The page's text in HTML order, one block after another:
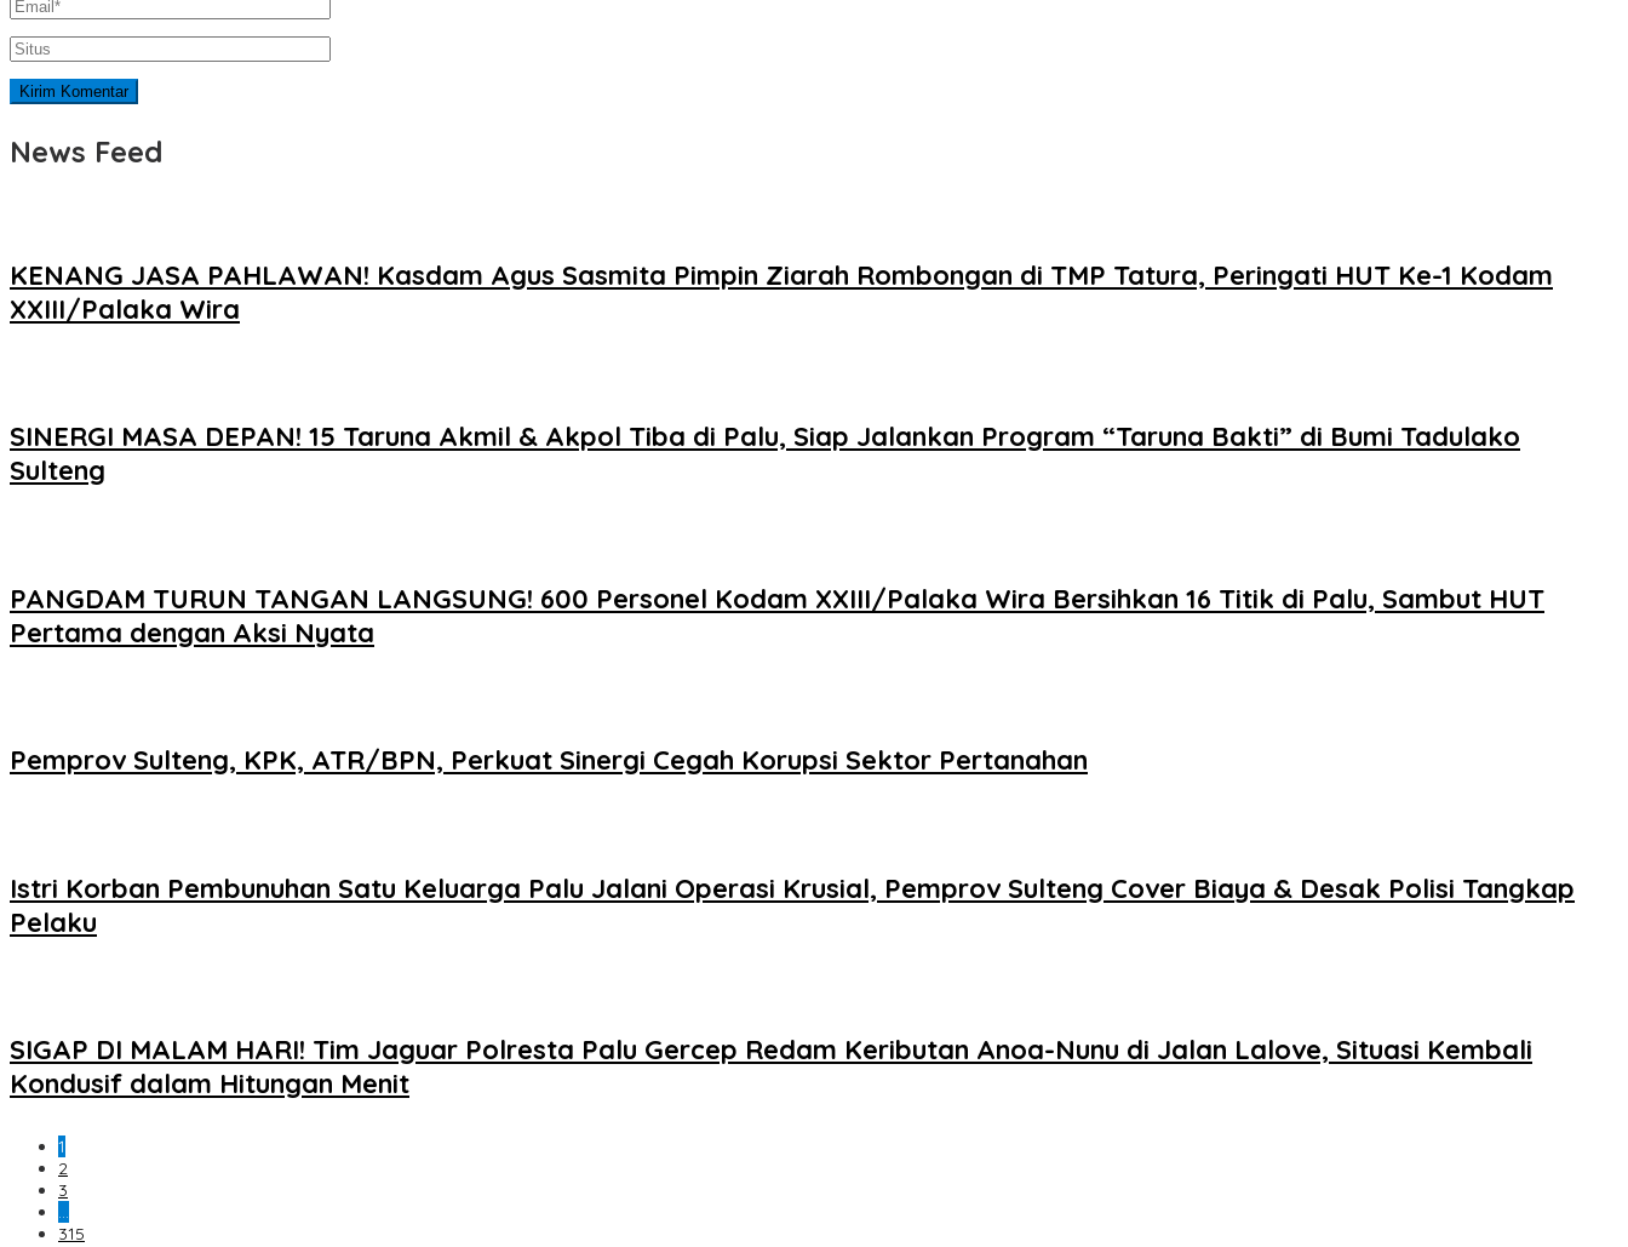
News Feed
KENANG JASA PAHLAWAN! Kasdam Agus Sasmita Pimpin Ziarah Rombongan di TMP Tatura, Peringati HUT Ke-1 Kodam
XXIII/Palaka Wira
SINERGI MASA DEPAN! 15 Taruna Akmil & Akpol Tiba di Palu, Siap Jalankan Program “Taruna Bakti” di Bumi Tadulako
Sulteng
PANGDAM TURUN TANGAN LANGSUNG! 600 Personel Kodam XXIII/Palaka Wira Bersihkan 16 Titik di Palu, Sambut HUT
Pertama dengan Aksi Nyata
Pemprov Sulteng, KPK, ATR/BPN, Perkuat Sinergi Cegah Korupsi Sektor Pertanahan
Istri Korban Pembunuhan Satu Keluarga Palu Jalani Operasi Krusial, Pemprov Sulteng Cover Biaya & Desak Polisi Tangkap
Pelaku
SIGAP DI MALAM HARI! Tim Jaguar Polresta Palu Gercep Redam Keributan Anoa-Nunu di Jalan Lalove, Situasi Kembali
Kondusif dalam Hitungan Menit
1
2
3
…
315